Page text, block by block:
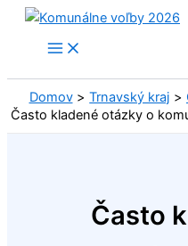
Preskočiť
Domov Trnavský kraj
Často kladené otázky o
Často